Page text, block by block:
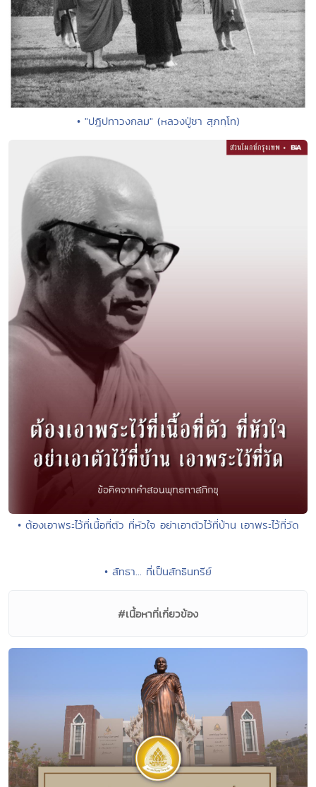
• "ปฎิปทาวงกลม" (หลวงปู่ชา สุภทฺโท)
• ต้องเอาพระไว้ที่เนื้อที่ตัว ที่หัวใจ อย่าเอาตัวไว้ที่บ้าน เอาพระไว้ที่วัด
• สัทธา... ที่เป็นสัทธินทรีย์
#เนื้อหาที่เกี่ยวข้อง